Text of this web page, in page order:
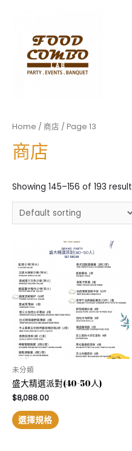
Home / 商店 / Page 13
商店
Showing 145–156 of 193
未分類
盛大精選派對(40-50人)
$8,088.00
選擇規格